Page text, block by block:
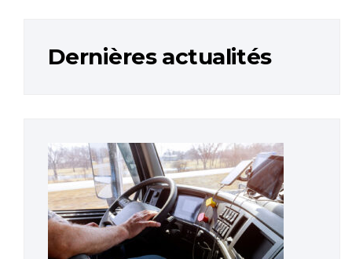
Dernières actualités